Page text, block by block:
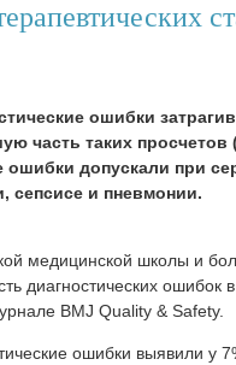
ошибки
часть таких просчетов
ошибки допускали при
сепсисе и пневмонии.
медицинской школы и
диагностических
BMJ Quality & Safety.
ошибки выявили у